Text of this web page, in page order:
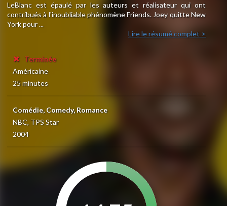
LeBlanc est épaulé par les auteurs et réalisateur qui ont
contribués à l'inoubliable phénomène Friends. Joey quitte New
York pour ...
Lire le résumé complet >
Terminée
Américaine
25 minutes
Comédie, Comedy, Romance
NBC, TPS Star
2004